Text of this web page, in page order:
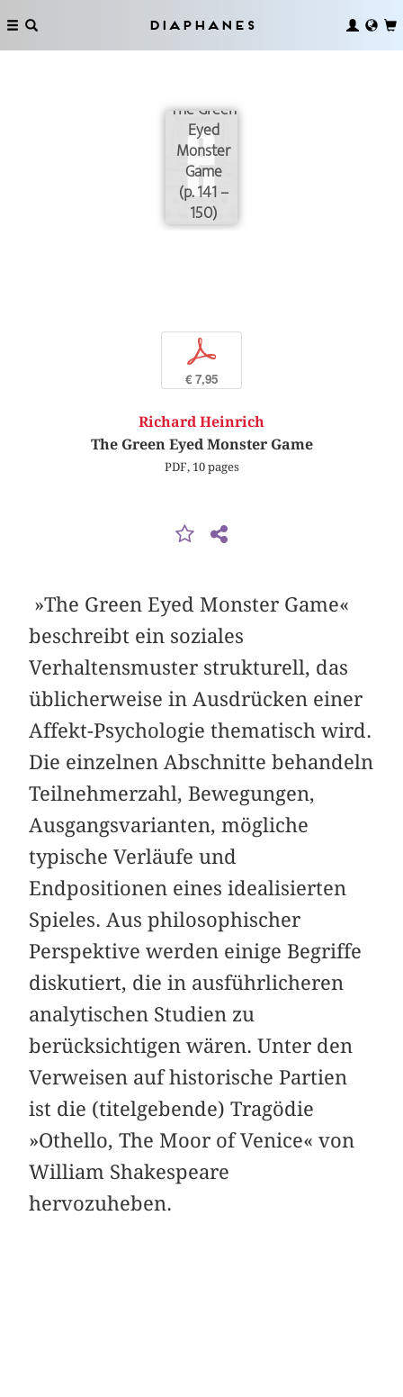
Diaphanes
The Green
Eyed
Monster
Game
(p. 141 –
150)
p
€ 7,95
Richard Heinrich
The Green Eyed Monster Game
PDF, 10 pages
»The Green Eyed Monster Game«
beschreibt ein soziales
Verhaltensmuster strukturell, das
üblicherweise in Ausdrücken einer
Affekt-Psychologie thematisch wird.
Die einzelnen Abschnitte behandeln
Teilnehmerzahl, Bewegungen,
Ausgangsvarianten, mögliche
typische Verläufe und
Endpositionen eines idealisierten
Spieles. Aus philosophischer
Perspektive werden einige Begriffe
diskutiert, die in ausführlicheren
analytischen Studien zu
berücksichtigen wären. Unter den
Verweisen auf historische Partien
ist die (titelgebende) Tragödie
»Othello, The Moor of Venice« von
William Shakespeare
hervozuheben.